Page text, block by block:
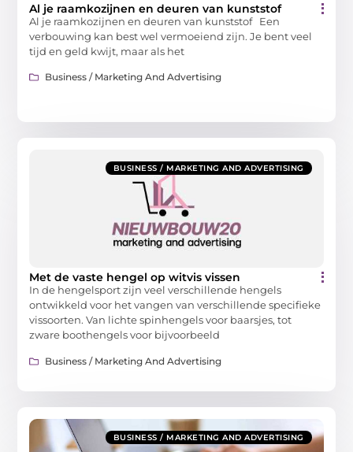
Al je raamkozijnen en deuren van kunststof
Al je raamkozijnen en deuren van kunststof Een
verbouwing kan best wel vermoeiend zijn. Je bent veel
tijd en geld kwijt, maar als het
Business / Marketing And Advertising
BUSINESS / MARKETING AND ADVERTISING
Met de vaste hengel op witvis vissen
In de hengelsport zijn veel verschillende hengels
ontwikkeld voor het vangen van verschillende specifieke
vissoorten. Van lichte spinhengels voor baarsjes, tot
zware boothengels voor bijvoorbeeld
Business / Marketing And Advertising
BUSINESS / MARKETING AND ADVERTISING